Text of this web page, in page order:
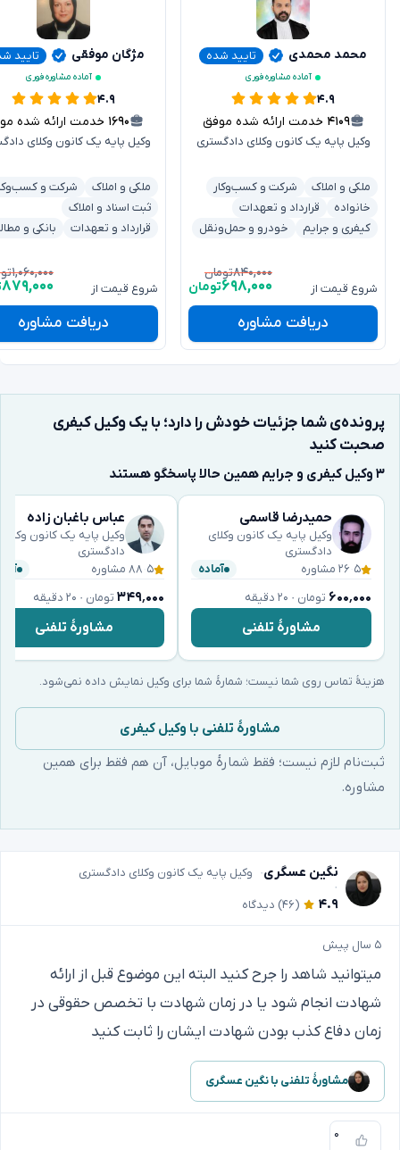
محمد محمدی تایید شده
آماده مشاوره فوری
۴.۹
۴۱۰۹ خدمت ارائه شده موفق
وکیل پایه یک کانون وکلای دادگستری
ملکی و املاک
شرکت و کسب‌وکار
خانواده
قرارداد و تعهدات
کیفری و جرایم
خودرو و حمل‌ونقل
شروع قیمت از
۸۴۰,۰۰۰تومان
۶۹۸,۰۰۰تومان
دریافت مشاوره
مژگان موفقی تایید
آماده مشاوره فوری
۴.۹
۱۶۹۰ خدمت ارائه شده موفق
وکیل پایه یک کانون وکلای
ملکی و املاک
شرکت و
ثبت اسناد و املاک
قرارداد و تعهدات
بانکی و
شروع قیمت از
۱,۰۶۰,۰۰۰
۸۷۹,۰۰۰
دریافت مشاوره
پرونده‌ی شما جزئیات خودش را دارد؛ با یک وکیل کیفری
صحبت کنید
۳ وکیل کیفری و جرایم همین حالا پاسخگو هستند
حمیدرضا قاسمی
وکیل پایه یک کانون وکلای
دادگستری
۵ ۲۶ مشاوره آماده
۶۰۰٬۰۰۰ تومان · ۲۰ دقیقه
مشاورهٔ تلفنی
عباس باغبان زاده
وکیل پایه یک کانون وکلای
دادگستری
۵ ۸۸ مشاوره
۳۴۹٬۰۰۰ تومان · ۲۰ دقیقه
مشاورهٔ تلفنی
هزینهٔ تماس روی شما نیست؛ شمارهٔ شما برای وکیل نمایش داده نمی‌شود.
مشاورهٔ تلفنی با وکیل کیفری
ثبت‌نام لازم نیست؛ فقط شمارهٔ موبایل، آن هم فقط برای همین
مشاوره.
نگین عسگری وکیل پایه یک کانون وکلای دادگستری
۴.۹ (۴۶) دیدگاه
۵ سال پیش
میتوانید شاهد را جرح کنید البته این موضوع قبل از ارائه
شهادت انجام شود یا در زمان شهادت با تخصص حقوقی در
زمان دفاع کذب بودن شهادت ایشان را ثابت کنید
مشاورهٔ تلفنی با نگین عسگری
۰